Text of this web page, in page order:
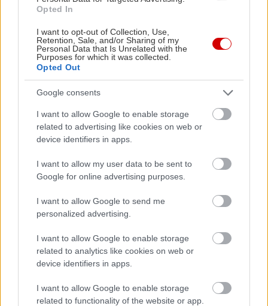
Opted In
I want to opt-out of Collection, Use,
Retention, Sale, and/or Sharing of my
Personal Data that Is Unrelated with the
Purposes for which it was collected.
Opted Out
Google consents
I want to allow Google to enable storage
related to advertising like cookies on web or
device identifiers in apps.
I want to allow my user data to be sent to
Google for online advertising purposes.
I want to allow Google to send me
personalized advertising.
I want to allow Google to enable storage
related to analytics like cookies on web or
device identifiers in apps.
I want to allow Google to enable storage
related to functionality of the website or app.
Διαβάστε επίσης